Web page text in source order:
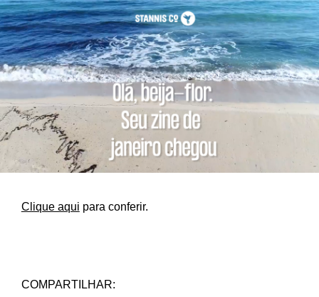
COMPARTILHAR:
Clique aqui para conferir.